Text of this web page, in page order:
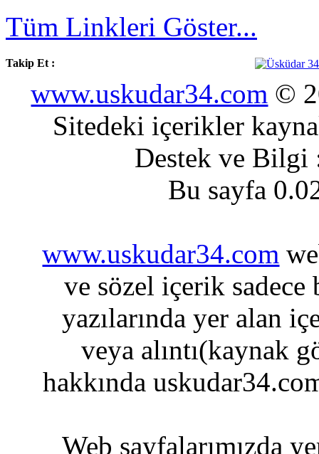
Tüm Linkleri Göster...
Takip Et :
www.uskudar34.com ©
Sitedeki içerikler
Destek ve
Bu sayfa
www.uskudar34.com
ve sözel içerik sadece
yazılarında yer alan
veya alıntı(kaynak
hakkında
Web sayfalarımızda